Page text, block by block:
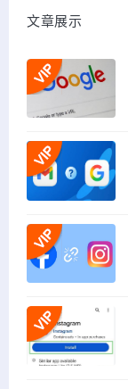
文章展示